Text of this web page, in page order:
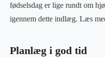
fødselsdag er lige rundt om
igennem dette indlæg. Læs
Planlæg i god tid